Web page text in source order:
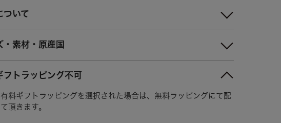
ついて
・素材・原産国
フトラッピング不可
料ギフトラッピングを選択された場合は、無料ラッピングにて配
頂きます。